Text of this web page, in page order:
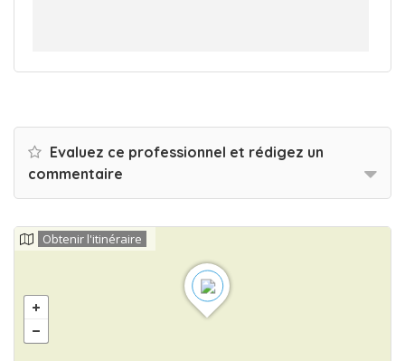
Evaluez ce professionnel et rédigez un
commentaire
Obtenir l'itinéraire